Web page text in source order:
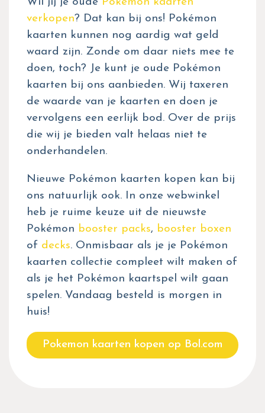
verkopen? Dat kan bij ons! Pokémon
kaarten kunnen nog aardig wat geld
waard zijn. Zonde om daar niets mee te
doen, toch? Je kunt je oude Pokémon
kaarten bij ons aanbieden. Wij taxeren
de waarde van je kaarten en doen je
vervolgens een eerlijk bod. Over de prijs
die wij je bieden valt helaas niet te
onderhandelen.
Nieuwe Pokémon kaarten kopen kan bij
ons natuurlijk ook. In onze webwinkel
heb je ruime keuze uit de nieuwste
Pokémon booster packs, booster boxen
of decks. Onmisbaar als je je Pokémon
kaarten collectie compleet wilt maken of
als je het Pokémon kaartspel wilt gaan
spelen. Vandaag besteld is morgen in
huis!
Pokemon kaarten kopen op Bol.com